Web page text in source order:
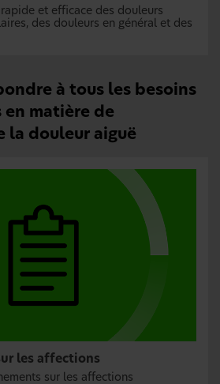
et efficace des douleurs
des douleurs en général et des
à tous les besoins
matière de
la douleur aiguë
les affections
sur les affections